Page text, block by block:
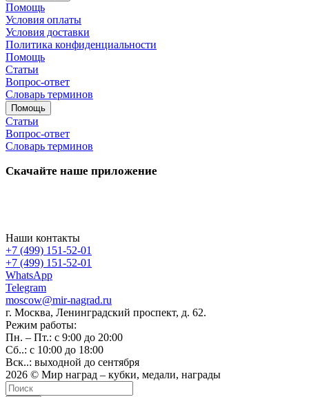
Помощь
Условия оплаты
Условия доставки
Политика конфиденциальности
Помощь
Статьи
Вопрос-ответ
Словарь терминов
Помощь
Статьи
Вопрос-ответ
Словарь терминов
Скачайте наше приложение
Наши контакты
+7 (499) 151-52-01
+7 (499) 151-52-01
WhatsApp
Telegram
moscow@mir-nagrad.ru
г. Москва, Ленинградский проспект, д. 62.
Режим работы:
Пн. – Пт.: с 9:00 до 20:00
Сб..: с 10:00 до 18:00
Вск..: выходной до сентября
2026 © Мир наград – кубки, медали, награды